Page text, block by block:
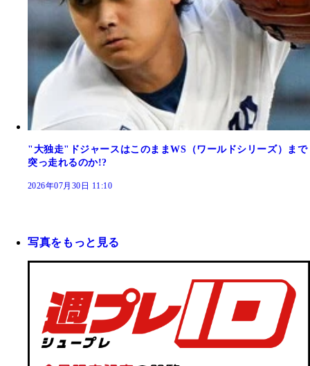
"大独走"ドジャースはこのままWS（ワールドシリーズ）まで
突っ走れるのか!?
2026年07月30日 11:10
写真をもっと見る